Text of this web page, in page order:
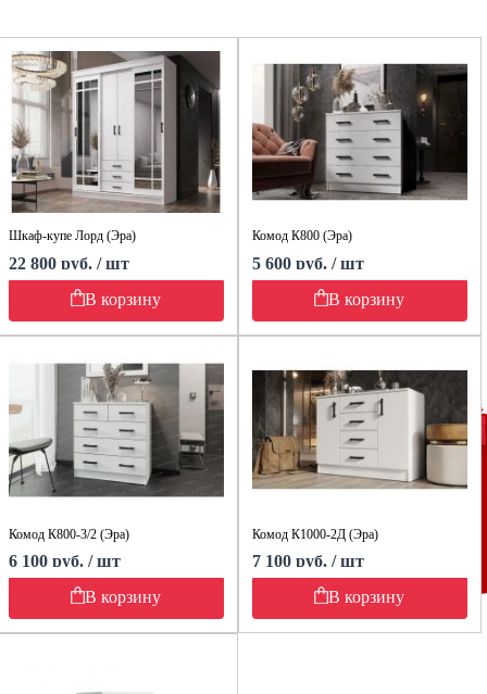
Шкаф-купе Лорд (Эра)
22 800 руб. / шт
В корзину
Комод К800 (Эра)
5 600 руб. / шт
В корзину
Комод К800-3/2 (Эра)
6 100 руб. / шт
В корзину
Комод К1000-2Д (Эра)
7 100 руб. / шт
В корзину